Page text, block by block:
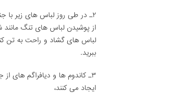
۲ـ در طی روز لباس های زیر با جنس الیاف نخی به تن کنید.
از پوشیدن لباس های تنگ مانند
لباس های گشاد و راحت به تن
ببرید.
۳ـ کاندوم ها و دیافراگم
ایجاد می کنند،